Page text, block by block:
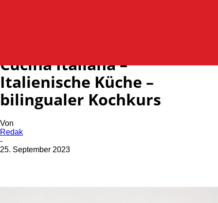
Cucina Italiana –
Italienische Küche –
bilingualer Kochkurs
Von
Redak
-
25. September 2023